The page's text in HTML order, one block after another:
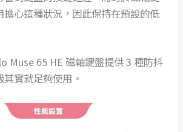
擔心這種狀況，因此保持在預設的低
Muse 65 HE 磁軸鍵盤提供 3 種防抖
實就足夠使用。